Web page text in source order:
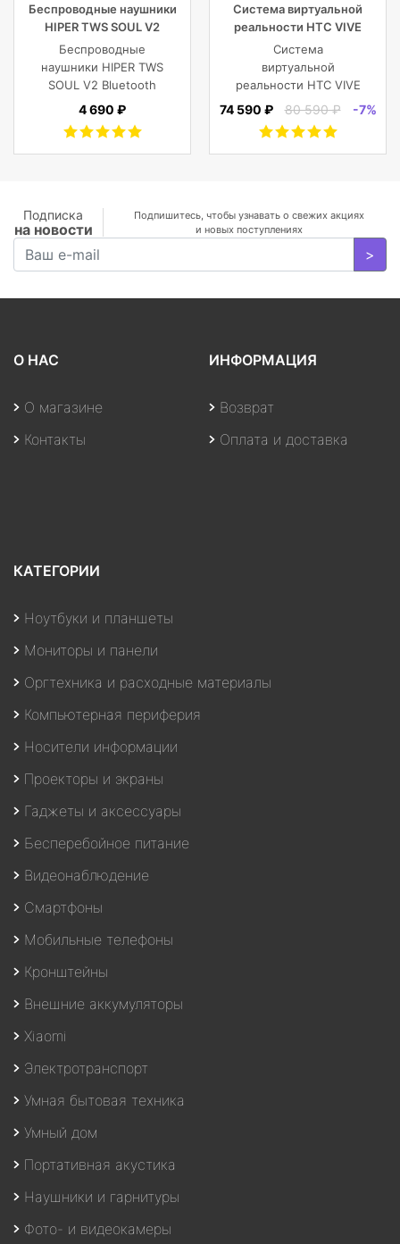
Беспроводные наушники
HIPER TWS SOUL V2
Bluetooth 5.0 гарнитура Li-
Pol 2x43mAh+380mAh,
черный
Беспроводные
наушники HIPER TWS
SOUL V2 Bluetooth
5.0 гарнитура Li-Pol
2x43mAh+380mAh,
Черный
4 690 ₽
Система виртуальной
реальности HTC VIVE
Cosmos
Система
виртуальной
реальности HTC VIVE
Cosmos
74 590 ₽ 80 590 ₽ -7%
Подписка
на новости
Подпишитесь, чтобы узнавать о свежих акциях
и новых поступлениях
>
О НАС
О магазине
Контакты
ИНФОРМАЦИЯ
Возврат
Оплата и доставка
КАТЕГОРИИ
Ноутбуки и планшеты
Мониторы и панели
Оргтехника и расходные материалы
Компьютерная периферия
Носители информации
Проекторы и экраны
Гаджеты и аксессуары
Бесперебойное питание
Видеонаблюдение
Смартфоны
Мобильные телефоны
Кронштейны
Внешние аккумуляторы
Xiaomi
Электротранспорт
Умная бытовая техника
Умный дом
Портативная акустика
Наушники и гарнитуры
Фото- и видеокамеры